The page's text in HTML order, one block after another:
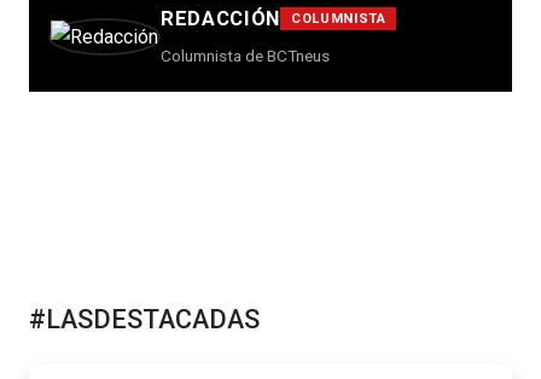
REDACCIÓN COLUMNISTA
Columnista de BCTneus